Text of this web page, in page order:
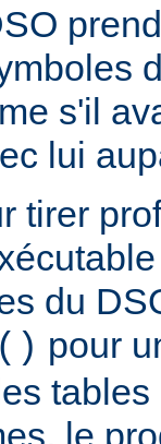
s'il
lui
tirer
du
pour